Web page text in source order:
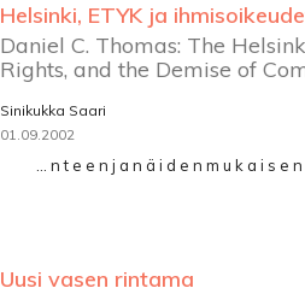
Helsinki, ETYK ja
Daniel C. Thomas: The
Rights, and the Demise of
Sinikukka Saari
01.09.2002
... n t e e n j a n ä i d e n m u k a i s e
Uusi vasen rintama